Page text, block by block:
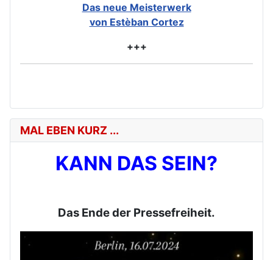
Das neue Meisterwerk
von Estèban Cortez
+++
MAL EBEN KURZ ...
KANN DAS SEIN?
Das Ende der Pressefreiheit.